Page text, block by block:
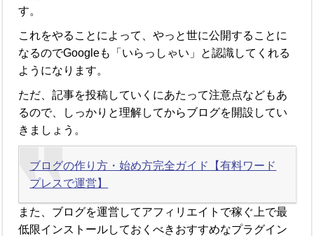
す。
これをやることによって、やっと世に公開することに
なるのでGoogleも「いらっしゃい」と認識してくれる
ようになります。
ただ、記事を投稿していくにあたって注意点などもあ
るので、しっかりと理解してからブログを開設してい
きましょう。
ブログの作り方・始め方完全ガイド【有料ワード
プレスで運営】
また、ブログを運営してアフィリエイトで稼ぐ上で最
低限インストールしておくべきおすすめなプラグイン